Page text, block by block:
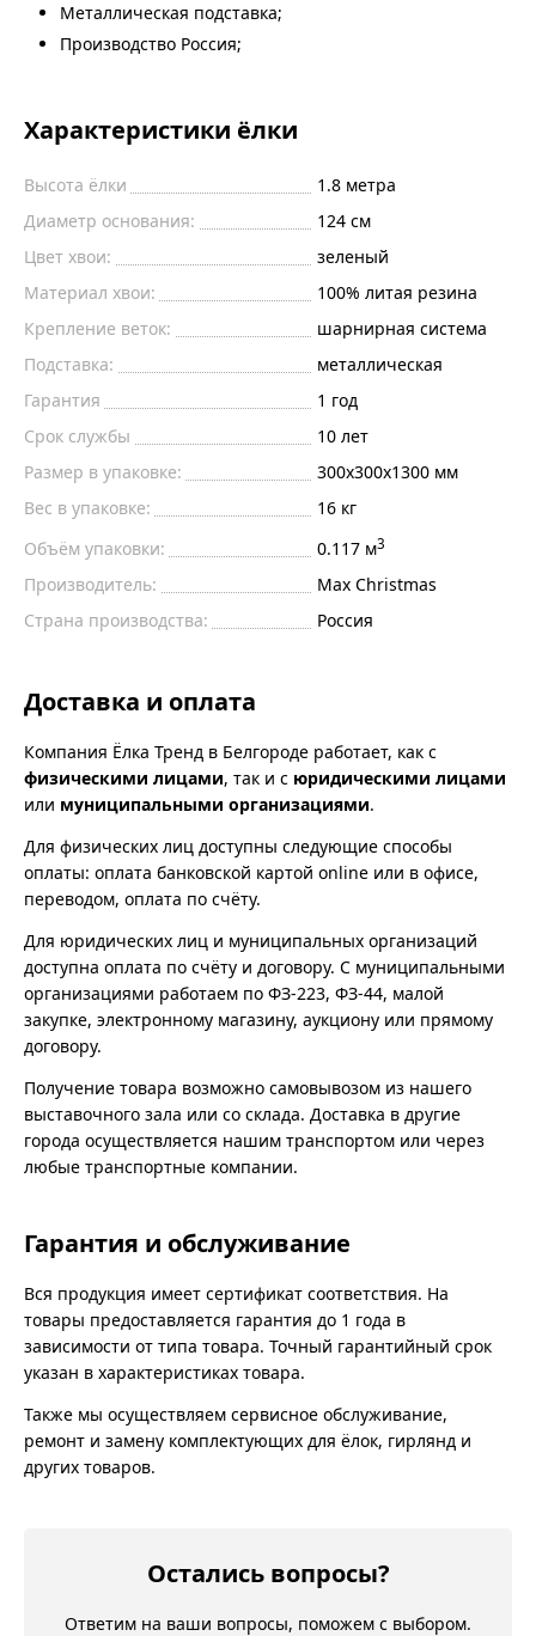
Металлическая подставка;
Производство Россия;
Характеристики ёлки
Высота ёлки 1.8 метра
Диаметр основания:
124 см
Цвет хвои:
зеленый
Материал хвои:
100% литая резина
Крепление веток:
шарнирная система
Подставка:
металлическая
Гарантия
1 год
Срок службы
10 лет
Размер в упаковке:
300х300х1300 мм
Вес в упаковке:
16 кг
Объём упаковки:
0.117 м3
Производитель:
Max Christmas
Страна производства:
Россия
Доставка и оплата
Компания Ёлка Тренд в Белгороде работает, как с
физическими лицами, так и с юридическими лицами
или муниципальными организациями.
Для физических лиц доступны следующие способы
оплаты: оплата банковской картой online или в офисе,
переводом, оплата по счёту.
Для юридических лиц и муниципальных организаций
доступна оплата по счёту и договору. С муниципальными
организациями работаем по ФЗ-223, ФЗ-44, малой
закупке, электронному магазину, аукциону или прямому
договору.
Получение товара возможно самовывозом из нашего
выставочного зала или со склада. Доставка в другие
города осуществляется нашим транспортом или через
любые транспортные компании.
Гарантия и обслуживание
Вся продукция имеет сертификат соответствия. На
товары предоставляется гарантия до 1 года в
зависимости от типа товара. Точный гарантийный срок
указан в характеристиках товара.
Также мы осуществляем сервисное обслуживание,
ремонт и замену комплектующих для ёлок, гирлянд и
других товаров.
Остались вопросы?
Ответим на ваши вопросы, поможем с выбором.